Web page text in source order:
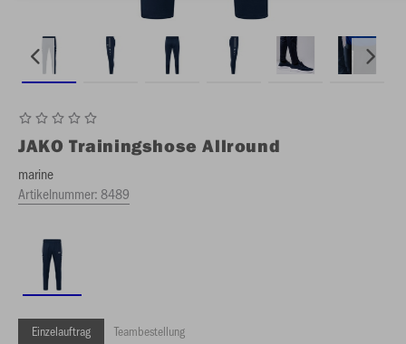
JAKO Trainingshose Allround
marine
Artikelnummer:8489
Einzelauftrag Teambestellung